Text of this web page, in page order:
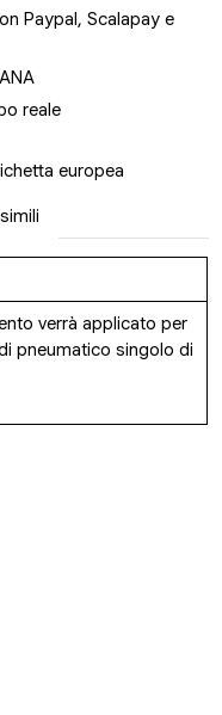
Paypal, Scalapay e
reale
europea
verrà applicato per
pneumatico singolo di